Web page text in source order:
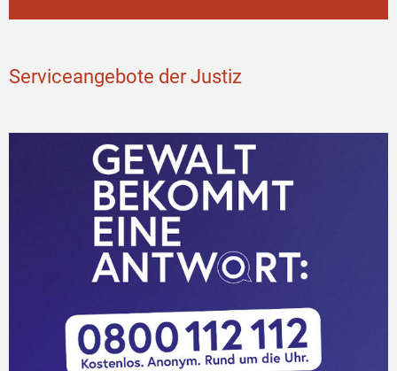
Serviceangebote der Justiz